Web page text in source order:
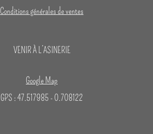
Conditions générales de ventes
VENIR À L’ASINERIE
Google Map
GPS : 47.517985 - 0.708122